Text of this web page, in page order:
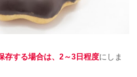
存する場合は、2～3日程度にしま